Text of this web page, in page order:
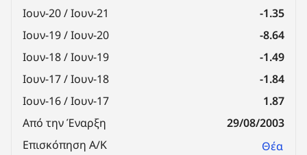
Ιουν-20 / Ιουν-21
-1.35
Ιουν-19 / Ιουν-20
-8.64
Ιουν-18 / Ιουν-19
-1.49
Ιουν-17 / Ιουν-18
-1.84
Ιουν-16 / Ιουν-17
1.87
Από την Έναρξη
29/08/2003
Επισκόπηση Α/Κ
Θέα